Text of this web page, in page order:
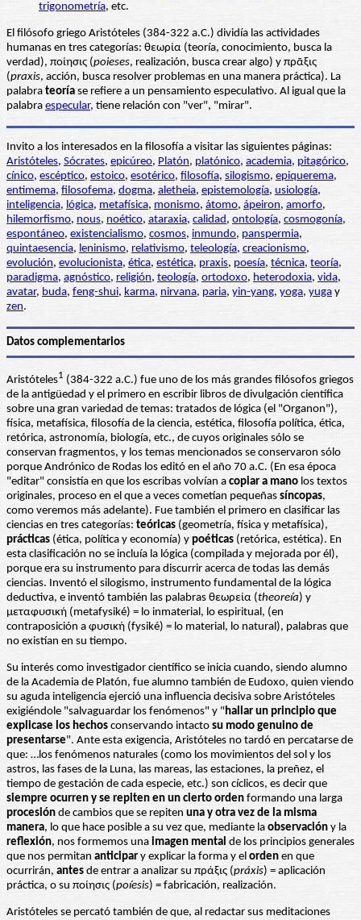
trigonometría, etc.
El filósofo griego Aristóteles (384-322 a.C.) dividía las actividades
humanas en tres categorías: θεωρία (teoría, conocimiento, busca la
verdad), ποίησις (poieses, realización, busca crear algo) y πρᾶξις
(praxis, acción, busca resolver problemas en una manera práctica). La
palabra teoría se refiere a un pensamiento especulativo. Al igual que la
palabra especular, tiene relación con "ver", "mirar".
Invito a los interesados en la filosofía a visitar las siguientes páginas:
Aristóteles, Sócrates, epicúreo, Platón, platónico, academia, pitagórico,
cínico, escéptico, estoico, esotérico, filosofía, silogismo, epiquerema,
entimema, filosofema, dogma, aletheia, epistemología, usiología,
inteligencia, lógica, metafísica, monismo, átomo, ápeiron, amorfo,
hilemorfismo, nous, noético, ataraxia, calidad, ontología, cosmogonía,
espontáneo, existencialismo, cosmos, inmundo, panspermia,
quintaesencia, leninismo, relativismo, teleología, creacionismo,
evolución, evolucionista, ética, estética, praxis, poesía, técnica, teoría,
paradigma, agnóstico, religión, teología, ortodoxo, heterodoxia, vida,
avatar, buda, feng-shui, karma, nirvana, paria, yin-yang, yoga, yuga y
zen.
Datos complementarios
Aristóteles1 (384-322 a.C.) fue uno de los más grandes filósofos griegos
de la antigüedad y el primero en escribir libros de divulgación científica
sobre una gran variedad de temas: tratados de lógica (el "Organon"),
física, metafísica, filosofía de la ciencia, estética, filosofía política, ética,
retórica, astronomía, biología, etc., de cuyos originales sólo se
conservan fragmentos, y los temas mencionados se conservaron sólo
porque Andrónico de Rodas los editó en el año 70 a.C. (En esa época
"editar" consistía en que los escribas volvían a copiar a mano los textos
originales, proceso en el que a veces cometían pequeñas síncopas,
como veremos más adelante). Fue también el primero en clasificar las
ciencias en tres categorías: teóricas (geometría, física y metafísica),
prácticas (ética, política y economía) y poéticas (retórica, estética). En
esta clasificación no se incluía la lógica (compilada y mejorada por él),
porque era su instrumento para discurrir acerca de todas las demás
ciencias. Inventó el silogismo, instrumento fundamental de la lógica
deductiva, e inventó también las palabras θεωρεία (theoreía) y
μεταφυσική (metafysiké) = lo inmaterial, lo espiritual, (en
contraposición a φυσική (fysiké) = lo material, lo natural), palabras que
no existían en su tiempo.
Su interés como investigador científico se inicia cuando, siendo alumno
de la Academia de Platón, fue alumno también de Eudoxo, quien viendo
su aguda inteligencia ejerció una influencia decisiva sobre Aristóteles
exigiéndole "salvaguardar los fenómenos" y "hallar un principio que
explicase los hechos conservando intacto su modo genuino de
presentarse". Ante esta exigencia, Aristóteles no tardó en percatarse de
que: …los fenómenos naturales (como los movimientos del sol y los
astros, las fases de la Luna, las mareas, las estaciones, la preñez, el
tiempo de gestación de cada especie, etc.) son cíclicos, es decir que
siempre ocurren y se repiten en un cierto orden formando una larga
procesión de cambios que se repiten una y otra vez de la misma
manera, lo que hace posible a su vez que, mediante la observación y la
reflexión, nos formemos una imagen mental de los principios generales
que nos permitan anticipar y explicar la forma y el orden en que
ocurrirán, antes de entrar a analizar su πράξις (práxis) = aplicación
práctica, o su ποίησις (poíesis) = fabricación, realización.
Aristóteles se percató también de que, al redactar sus meditaciones